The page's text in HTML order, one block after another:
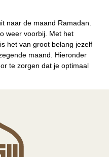
naar de maand Ramadan.
weer voorbij. Met het
het van groot belang jezelf
maand. Hieronder
te zorgen dat je optimaal